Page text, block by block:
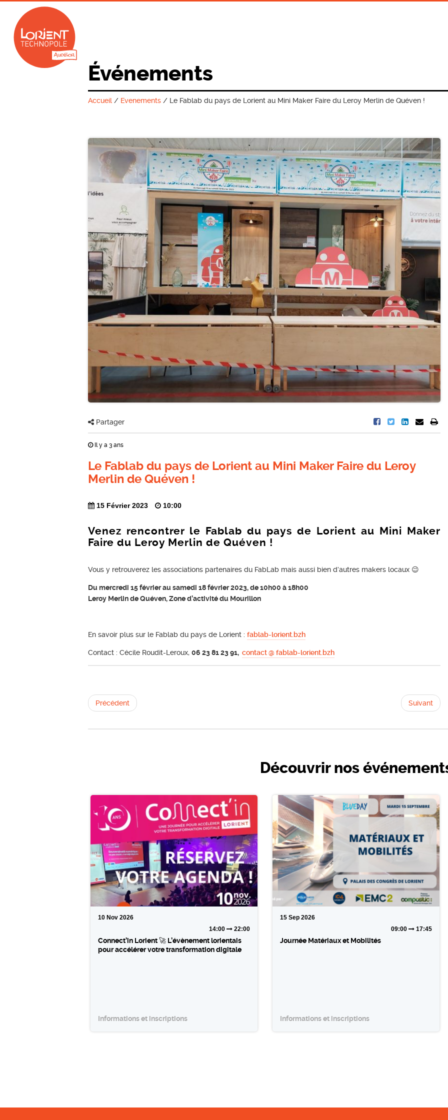
Événements
Accueil / Evenements / Le Fablab du pays de Lorient au Mini Maker Faire du Leroy Merlin de Quéven !
Partager
Il y a 3 ans
Le Fablab du pays de Lorient au Mini Maker Faire du Leroy
Merlin de Quéven !
15 Février 2023 10:00
Venez rencontrer le Fablab du pays de Lorient au Mini Maker
Faire du Leroy Merlin de Quéven !
Vous y retrouverez les associations partenaires du FabLab mais aussi bien d’autres makers locaux 😉
Du mercredi 15 février au samedi 18 février 2023, de 10h00 à 18h00
Leroy Merlin de Quéven, Zone d’activité du Mourillon
En savoir plus sur le Fablab du pays de Lorient :fablab-lorient.bzh
Contact : Cécile Roudit-Leroux,06 23 81 23 91, contact @ fablab-lorient.bzh
Précédent Suivant
Découvrir nos
10 Nov 2026
14:00
22:00
Connect’in Lorient 🚀 L’évènement lorientais
pour accélérer votre transformation digitale
Informations et inscriptions
15 Sep 2026
09:00
17:45
Journée Matériaux et Mobilités
Informations et inscriptions